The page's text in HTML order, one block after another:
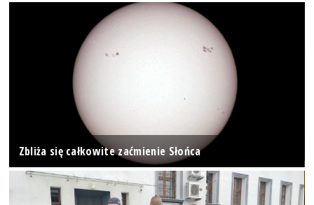
Zbliża się całkowite zaćmienie Słońca